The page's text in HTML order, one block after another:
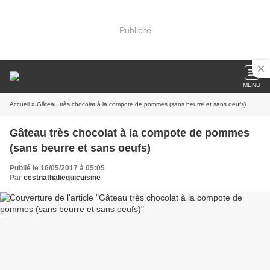
Publicité
MENU
Accueil » Gâteau très chocolat à la compote de pommes (sans beurre et sans oeufs)
Gâteau très chocolat à la compote de pommes
(sans beurre et sans oeufs)
Publié le 16/05/2017 à 05:05
Par cestnathaliequicuisine